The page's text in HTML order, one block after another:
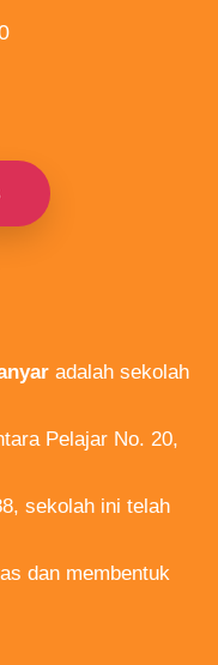
adalah sekolah
Pelajar No. 20,
sekolah ini telah
dan membentuk